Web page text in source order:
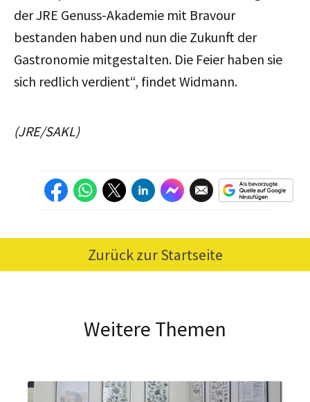
der JRE Genuss-Akademie mit Bravour
bestanden haben und nun die Zukunft der
Gastronomie mitgestalten. Die Feier haben sie
sich redlich verdient“, findet Widmann.
(JRE/SAKL)
Zurück zur Startseite
Weitere Themen